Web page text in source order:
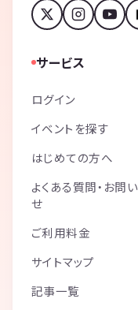
サービス
ログイン
イベントを探す
はじめての方へ
よくある質問・お問
せ
ご利用料金
サイトマップ
記事一覧